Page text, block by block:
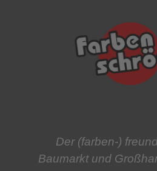
Der (farben-)
Baumarkt und